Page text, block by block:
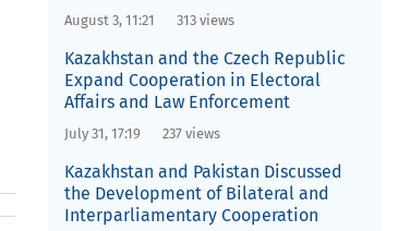
August 3, 11:21 313 views
Kazakhstan and the Czech Republic
Expand Cooperation in Electoral
Affairs and Law Enforcement
July 31, 17:19 237 views
Kazakhstan and Pakistan Discussed
the Development of Bilateral and
Interparliamentary Cooperation